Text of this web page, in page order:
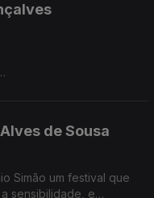
de Sousa
Simão um festival que
sensibilidade, e